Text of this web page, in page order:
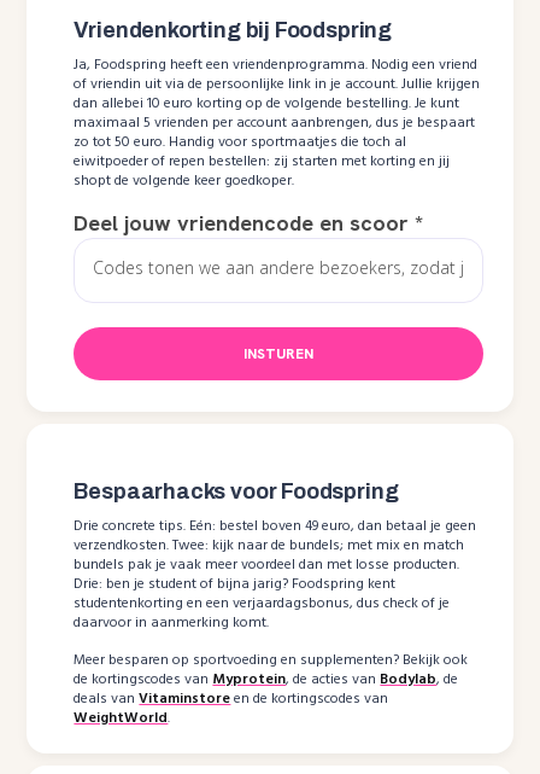
Vriendenkorting bij Foodspring
Ja, Foodspring heeft een vriendenprogramma. Nodig een vriend
of vriendin uit via de persoonlijke link in je account. Jullie krijgen
dan allebei 10 euro korting op de volgende bestelling. Je kunt
maximaal 5 vrienden per account aanbrengen, dus je bespaart
zo tot 50 euro. Handig voor sportmaatjes die toch al
eiwitpoeder of repen bestellen: zij starten met korting en jij
shopt de volgende keer goedkoper.
Deel jouw vriendencode en scoor*
INSTUREN
Bespaarhacks voor Foodspring
Drie concrete tips. Eén: bestel boven 49 euro, dan betaal je geen
verzendkosten. Twee: kijk naar de bundels; met mix en match
bundels pak je vaak meer voordeel dan met losse producten.
Drie: ben je student of bijna jarig? Foodspring kent
studentenkorting en een verjaardagsbonus, dus check of je
daarvoor in aanmerking komt.
Meer besparen op sportvoeding en supplementen? Bekijk ook
de kortingscodes vanMyprotein, de acties vanBodylab, de
deals vanVitaminstoreen de kortingscodes van
WeightWorld.